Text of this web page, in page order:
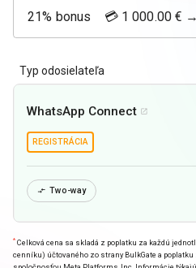
Typ odosielateľa
WhatsApp Connect 
REGISTRÁCIA
 Two-way
* Celková cena sa skladá z poplatku za každú
cenníku) účtovaného zo strany BulkGate a